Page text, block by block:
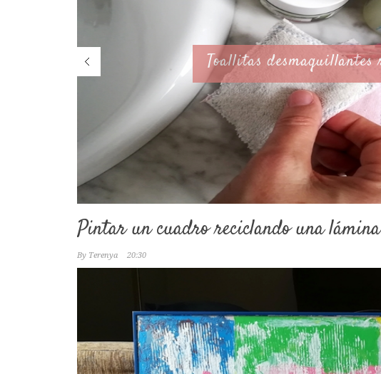
Toallitas desmaquillantes reutilizables
Pintar un cuadro reciclando una lámina
By Terenya 20:30